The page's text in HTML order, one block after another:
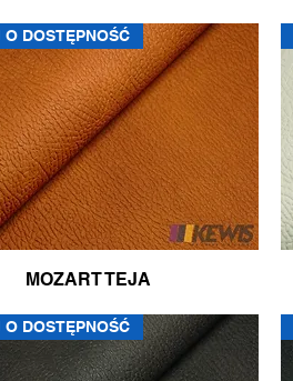
O DOSTĘPNOŚĆ
MOZART TEJA
O DOSTĘPNOŚĆ